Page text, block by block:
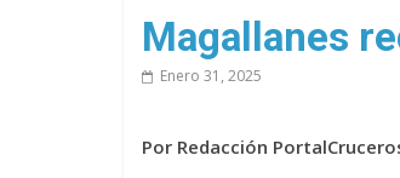
sitioMagallanes
Enero 31, 2025
Por Redacción